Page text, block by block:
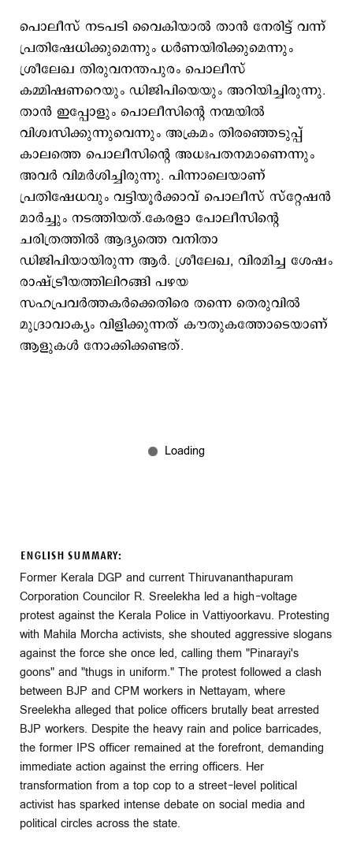
പൊലീസ് നടപടി വൈകിയാല്‍ താന്‍ നേരിട്ട് വന്ന്
പ്രതിഷേധിക്കുമെന്നും ധര്‍ണയിരിക്കുമെന്നും
ശ്രീലേഖ തിരുവനന്തപുരം പൊലീസ്
കമ്മിഷണറെയും ഡിജിപിയെയും അറിയിച്ചിരുന്നു.
താന്‍ ഇപ്പോളും പൊലീസിന്റെ നന്മയിൽ
വിശ്വസിക്കുന്നുവെന്നും അക്രമം തിരഞ്ഞെടുപ്പ്
കാലത്തെ പൊലീസിന്‍റെ അധഃപതനമാണെന്നും
അവര്‍ വിമര്‍ശിച്ചിരുന്നു. പിന്നാലെയാണ്
പ്രതിഷേധവും വട്ടിയൂര്‍ക്കാവ് പൊലീസ് സ്റ്റേഷന്‍
മാര്‍ച്ചും നടത്തിയത്.കേരളാ പോലീസിന്റെ
ചരിത്രത്തിൽ ആദ്യത്തെ വനിതാ
ഡിജിപിയായിരുന്ന ആർ. ശ്രീലേഖ, വിരമിച്ച ശേഷം
രാഷ്ട്രീയത്തിലിറങ്ങി പഴയ
സഹപ്രവർത്തകർക്കെതിരെ തന്നെ തെരുവിൽ
മുദ്രാവാക്യം വിളിക്കുന്നത് കൗതുകത്തോടെയാണ്
ആളുകള്‍ നോക്കിക്കണ്ടത്.
ENGLISH SUMMARY:
Former Kerala DGP and current Thiruvananthapuram
Corporation Councilor R. Sreelekha led a high-voltage
protest against the Kerala Police in Vattiyoorkavu. Protesting
with Mahila Morcha activists, she shouted aggressive slogans
against the force she once led, calling them "Pinarayi's
goons" and "thugs in uniform." The protest followed a clash
between BJP and CPM workers in Nettayam, where
Sreelekha alleged that police officers brutally beat arrested
BJP workers. Despite the heavy rain and police barricades,
the former IPS officer remained at the forefront, demanding
immediate action against the erring officers. Her
transformation from a top cop to a street-level political
activist has sparked intense debate on social media and
political circles across the state.